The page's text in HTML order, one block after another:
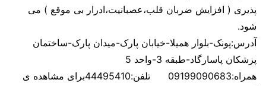
پذیری ( افزایش ضربان قلب،عصبانیت،ادرار بی موقع ) می
شود.
آدرس:پونک-بلوار همیلا-خیابان پارک-میدان پارک-ساختمان
پزشکان پاسارگاد-طبقه 3-واحد 5
همراه:09199090683 تلفن:44495410برای مشاهده ی